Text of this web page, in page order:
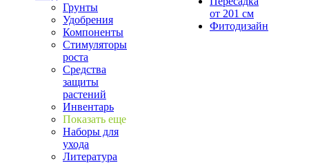
Грунты
Удобрения
Компоненты
Стимуляторы
роста
Средства
защиты
растений
Инвентарь
Показать еще
Наборы для
ухода
Литература
от 201 см
Фитодизайн